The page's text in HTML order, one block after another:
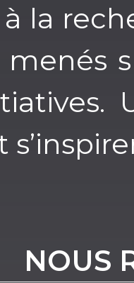
la
menés
NOUS